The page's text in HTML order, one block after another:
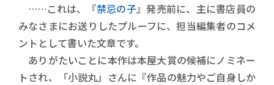
……これは、『禁忌の子』発売前に、主に書店員の
みなさまにお送りしたプルーフに、担当編集者のコメ
ントとして書いた文章です。
ありがたいことに本作は本屋大賞の候補にノミネー
トされ、「小説丸」さんに『作品の魅力やご自身しか